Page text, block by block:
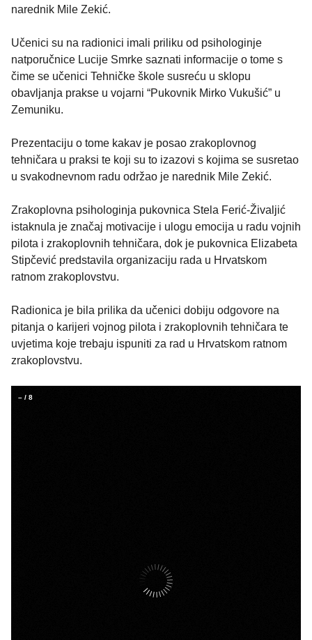
narednik Mile Zekić.
Učenici su na radionici imali priliku od psihologinje
natporučnice Lucije Smrke saznati informacije o tome s
čime se učenici Tehničke škole susreću u sklopu
obavljanja prakse u vojarni “Pukovnik Mirko Vukušić” u
Zemuniku.
Prezentaciju o tome kakav je posao zrakoplovnog
tehničara u praksi te koji su to izazovi s kojima se susretao
u svakodnevnom radu održao je narednik Mile Zekić.
Zrakoplovna psihologinja pukovnica Stela Ferić-Živaljić
istaknula je značaj motivacije i ulogu emocija u radu vojnih
pilota i zrakoplovnih tehničara, dok je pukovnica Elizabeta
Stipčević predstavila organizaciju rada u Hrvatskom
ratnom zrakoplovstvu.
Radionica je bila prilika da učenici dobiju odgovore na
pitanja o karijeri vojnog pilota i zrakoplovnih tehničara te
uvjetima koje trebaju ispuniti za rad u Hrvatskom ratnom
zrakoplovstvu.
– / 8